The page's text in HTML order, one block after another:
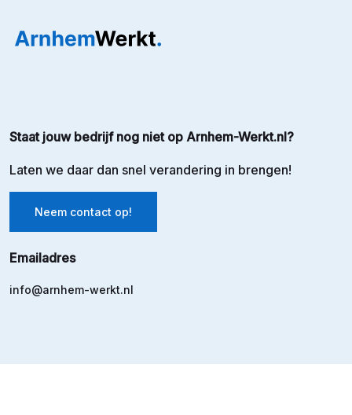
Staat jouw bedrijf nog niet op Arnhem-Werkt.nl?
Laten we daar dan snel verandering in brengen!
Neem contact op!
Emailadres
info@arnhem-werkt.nl